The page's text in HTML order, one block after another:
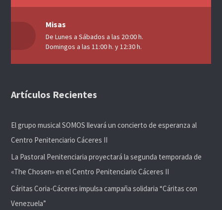
Misas
De Lunes a Sábados a las 20:00 h.
Domingos a las 11:00 h. y 12:30 h.
Artículos Recientes
El grupo musical SOMOS llevará un concierto de esperanza al
Centro Penitenciario Cáceres II
La Pastoral Penitenciaria proyectará la segunda temporada de
«The Chosen» en el Centro Penitenciario Cáceres II
Cáritas Coria-Cáceres impulsa campaña solidaria “Cáritas con
Venezuela”